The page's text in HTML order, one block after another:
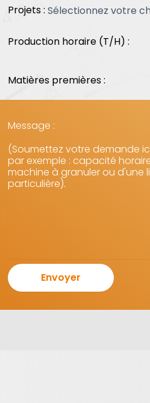
Projets :
Production horaire (T/H) :
Matières premières :
Message :
(Soumettez votre demande
par exemple : capacité
machine à granuler ou d'une
particulière).